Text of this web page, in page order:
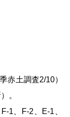
赤土調査2/10）
。
1、F-2、E-1、